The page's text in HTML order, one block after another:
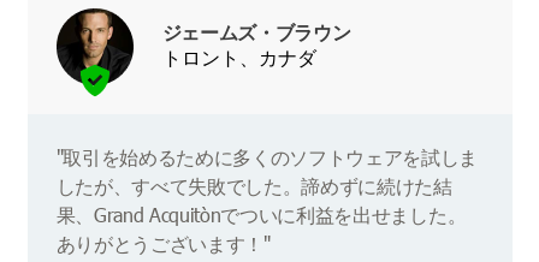
ジェームズ・ブラウン
トロント、カナダ
"取引を始めるために多くのソフトウェアを試しま
したが、すべて失敗でした。諦めずに続けた結
果、Grand Acquitònでついに利益を出せました。
ありがとうございます！"